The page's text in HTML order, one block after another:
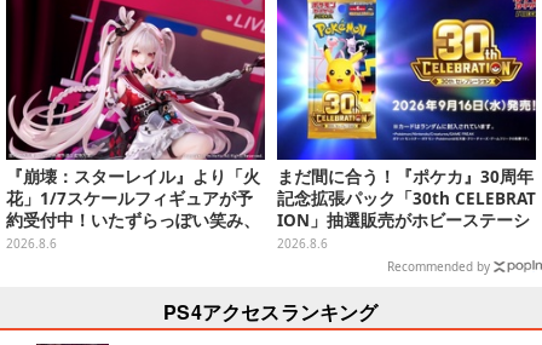
『崩壊：スターレイル』より「火
花」1/7スケールフィギュアが予
約受付中！いたずらっぽい笑み、
シルクハット型のステージが華や
2026.8.6
まだ間に合う！『ポケカ』30周年
記念拡張パック「30th CELEBRAT
ION」抽選販売がホビーステーシ
ョンで実施中、8月6日まで
2026.8.6
Recommended by
PS4アクセスランキング